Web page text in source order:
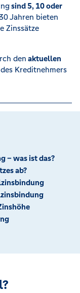
sind 5, 10 oder
Jahren bieten
Zinssätze
den aktuellen
Kreditnehmers
– was ist das?
ab?